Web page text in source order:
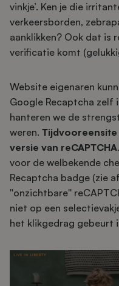
vinkje’. Ken je die
verkeersborden,
aanklikken? Ook dat is
verificatie komt
Website eigenaren
Google Recaptcha zelf
hanteren we de
weren. Tijdvooreensite
versie van reCAPTCHA
voor de welbekende
Recaptcha badge (zie
''onzichtbare''
niet op een
het klikgedrag gebeurt